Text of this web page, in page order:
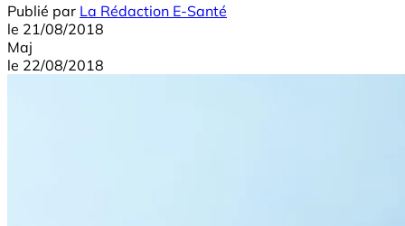
Publié par La Rédaction E-Santé
le 21/08/2018
Maj
le 22/08/2018